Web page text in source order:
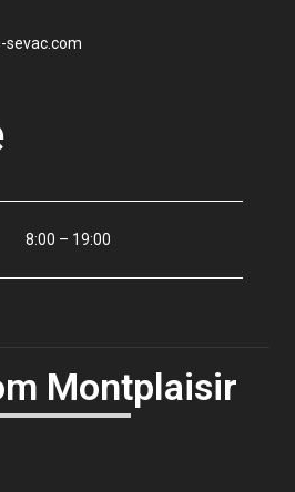
sevac.com
– 19:00
Montplaisir